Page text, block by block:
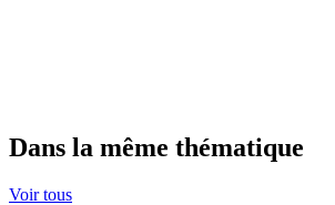
Dans la même thématique
Voir tous